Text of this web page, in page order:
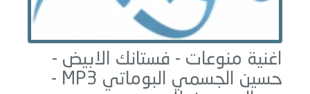
اغنية منوعات - فستانك الابيض -
حسين الجسمي البوماتي
MP3 -